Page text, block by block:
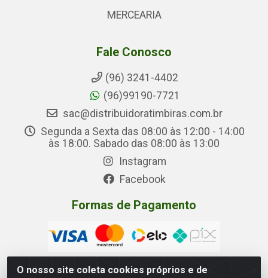
O nosso site coleta cookies próprios e de
MERCEARIA
Fale Conosco
(96) 3241-4402
(96)99190-7721
sac@distribuidoratimbiras.com.br
Segunda a Sexta das 08:00 às 12:00 - 14:00
às 18:00. Sabado das 08:00 às 13:00
Instagram
Facebook
Formas de Pagamento